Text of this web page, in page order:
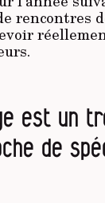
rencontres
est un
de